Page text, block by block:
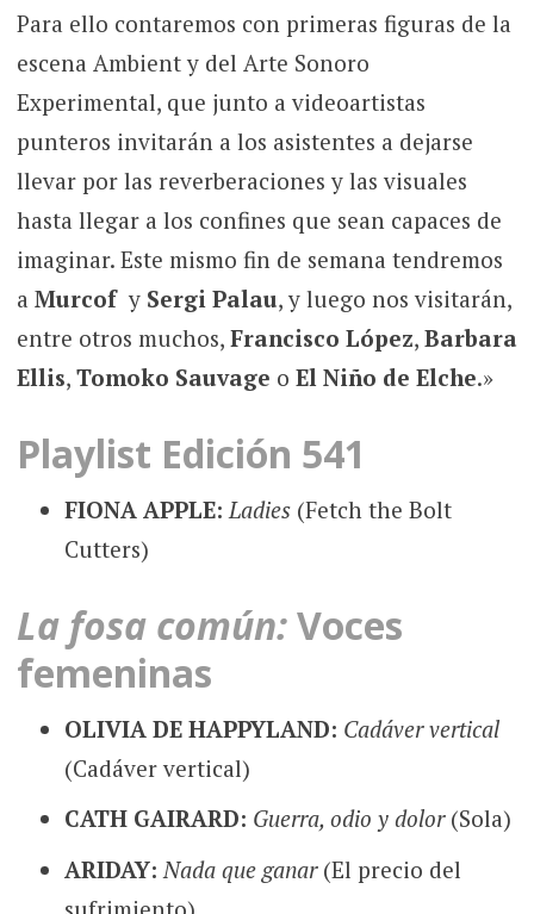
Para ello contaremos con primeras figuras de la
escena Ambient y del Arte Sonoro
Experimental, que junto a videoartistas
punteros invitarán a los asistentes a dejarse
llevar por las reverberaciones y las visuales
hasta llegar a los confines que sean capaces de
imaginar. Este mismo fin de semana tendremos
a Murcofy Sergi Palau, y luego nos visitarán,
entre otros muchos, Francisco López, Barbara
Ellis, Tomoko Sauvage o El Niño de Elche.»
Playlist Edición 541
FIONA APPLE: Ladies (Fetch the Bolt
Cutters)
La fosa común:Voces
femeninas
OLIVIA DE HAPPYLAND: Cadáver vertical
(Cadáver vertical)
CATH GAIRARD: Guerra, odio y dolor(Sola)
ARIDAY: Nada que ganar(El precio del